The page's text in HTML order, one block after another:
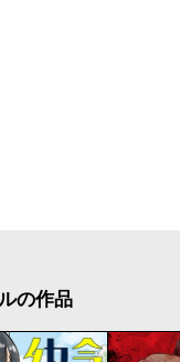
の作品